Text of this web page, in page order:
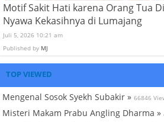
Motif Sakit Hati karena Orang Tua
Nyawa Kekasihnya di Lumajang
Juli 5, 2026 10:21 am
Published by MJ
TOP VIEWED
Mengenal Sosok Syekh Subakir » 66846
Misteri Makam Prabu Angling Dharma »